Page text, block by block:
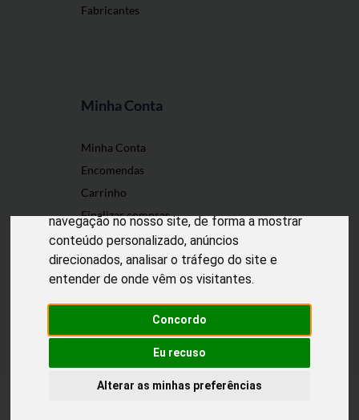
O nosso site usa cookies
medição para melhorar a sua experiência de
navegação no nosso site, de forma a mostrar
conteúdo personalizado, anúncios
direcionados, analisar o tráfego do site e
entender de onde vêm os visitantes.
Concordo
Eu recuso
Alterar as minhas preferências
Fabricantes
Minha Conta
Minha Conta
Encomendas
Carrinho
Finalizar compras
Desenvolvido porPuxe Negócios
@2022 Incomedicura. Todos os direitos
reservados.